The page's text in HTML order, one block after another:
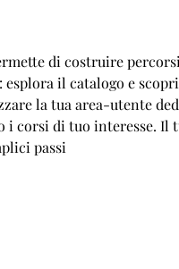
di costruire
esplora il catalogo e
la tua area-utente
i corsi di tuo interesse. Il
passi